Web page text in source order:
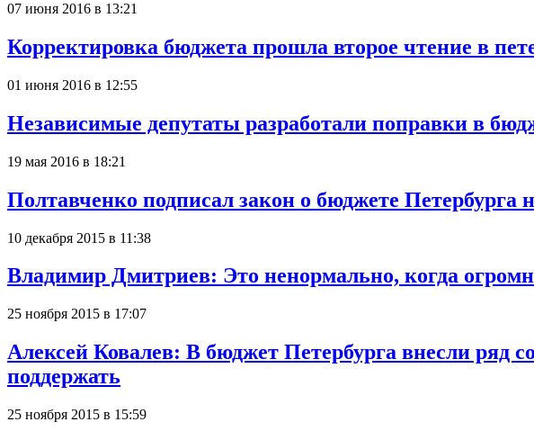
07 июня 2016 в 13:21
Корректировка бюджета прошла второе чтение в
01 июня 2016 в 12:55
Независимые депутаты разработали поправки в
19 мая 2016 в 18:21
Полтавченко подписал закон о бюджете Петербурга
10 декабря 2015 в 11:38
Владимир Дмитриев: Это ненормально, когда
25 ноября 2015 в 17:07
Алексей Ковалев: В бюджет Петербурга внесли ряд
поддержать
25 ноября 2015 в 15:59